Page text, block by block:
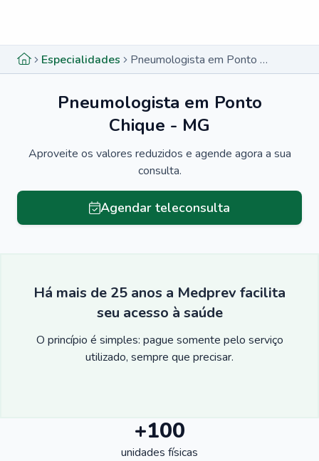
Especialidades Pneumologista em Ponto Chique - MG
Pneumologista em Ponto
Chique - MG
Aproveite os valores reduzidos e agende agora a sua
consulta.
Agendar teleconsulta
Há mais de 25 anos a Medprev facilita
seu acesso à saúde
O princípio é simples: pague somente pelo serviço
utilizado, sempre que precisar.
+100
unidades físicas